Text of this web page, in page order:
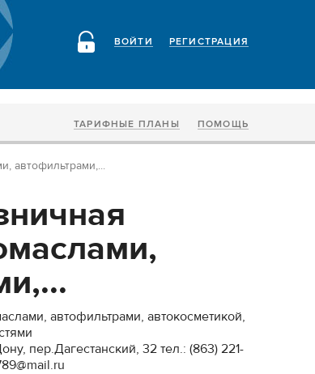
РЕГИСТРАЦИЯ
ВОЙТИ
ТАРИФНЫЕ ПЛАНЫ ПОМОЩЬ
автофильтрами,...
автофильтрами, автокосметикой,
пер.Дагестанский, 32 тел.: (863) 221-